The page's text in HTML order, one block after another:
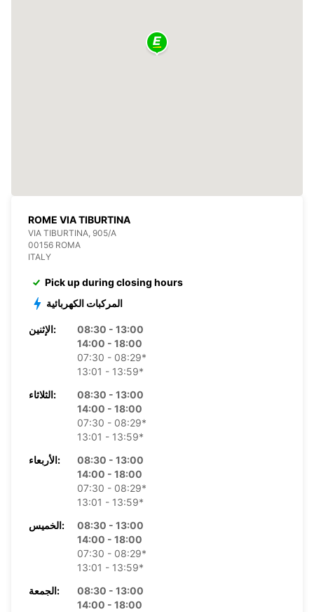
ROME VIA TIBURTINA
VIA TIBURTINA, 905/A
00156 ROMA
ITALY
Pick up during closing hours
المركبات الكهربائية
الإثنين:
08:30 - 13:00
14:00 - 18:00
07:30 - 08:29*
13:01 - 13:59*
الثلاثاء:
08:30 - 13:00
14:00 - 18:00
07:30 - 08:29*
13:01 - 13:59*
الأربعاء:
08:30 - 13:00
14:00 - 18:00
07:30 - 08:29*
13:01 - 13:59*
الخميس:
08:30 - 13:00
14:00 - 18:00
07:30 - 08:29*
13:01 - 13:59*
الجمعة:
08:30 - 13:00
14:00 - 18:00